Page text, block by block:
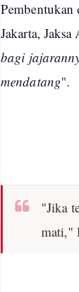
Pembentukan
Jakarta,
bagi
mendatang".
"Jika
mati,"